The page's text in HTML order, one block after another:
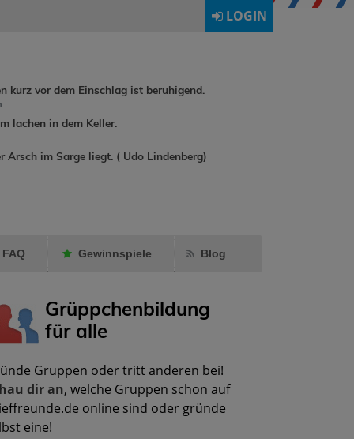
LOGIN
rebuat1974hat
kurz vor dem Einschlag ist beruhigend.
lachen in dem Keller.
Arsch im Sarge liegt. ( Udo Lindenberg)
FAQ Gewinnspiele Blog
Grüppchenbildung
für alle
Gruppen oder tritt anderen bei!
dir an, welche Gruppen schon auf
online sind oder gründe
eine!